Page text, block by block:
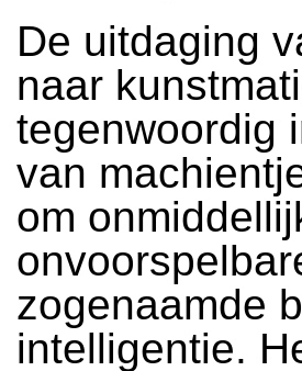
De uitdaging
naar
tegenwoordig
van
om
zogenaamde
intelligentie.